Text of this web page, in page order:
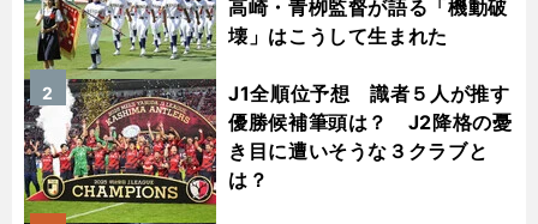
高崎・青栁監督が語る「機動破
壊」はこうして生まれた
J1全順位予想 識者５人が推す
優勝候補筆頭は？ J2降格の憂
き目に遭いそうな３クラブと
は？
2